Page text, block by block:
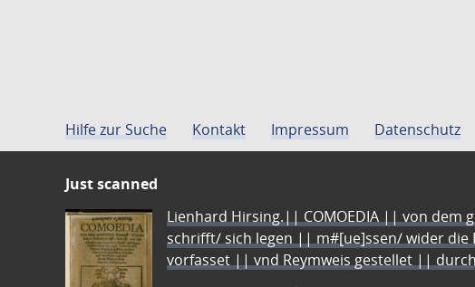
Hilfe zur Suche Kontakt Impressum Datenschutz
Just scanned
Lienhard Hirsing.|| COMOEDIA || von
schrifft/ sich legen || m#[ue]ssen/ wider
vorfasset || vnd Reymweis gestellet ||